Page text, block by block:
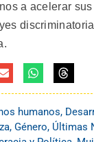
a acelerar
humanos,
, Género, Últimas